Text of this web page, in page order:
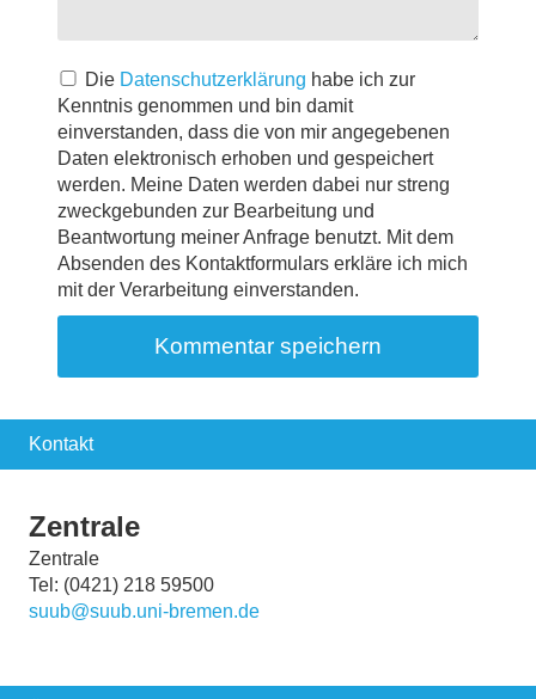
Die Datenschutzerklärung habe ich zur
Kenntnis genommen und bin damit
einverstanden, dass die von mir angegebenen
Daten elektronisch erhoben und gespeichert
werden. Meine Daten werden dabei nur streng
zweckgebunden zur Bearbeitung und
Beantwortung meiner Anfrage benutzt. Mit dem
Absenden des Kontaktformulars erkläre ich mich
mit der Verarbeitung einverstanden.
Kontakt
Zentrale
Zentrale
Tel: (0421) 218 59500
suub@suub.uni-bremen.de